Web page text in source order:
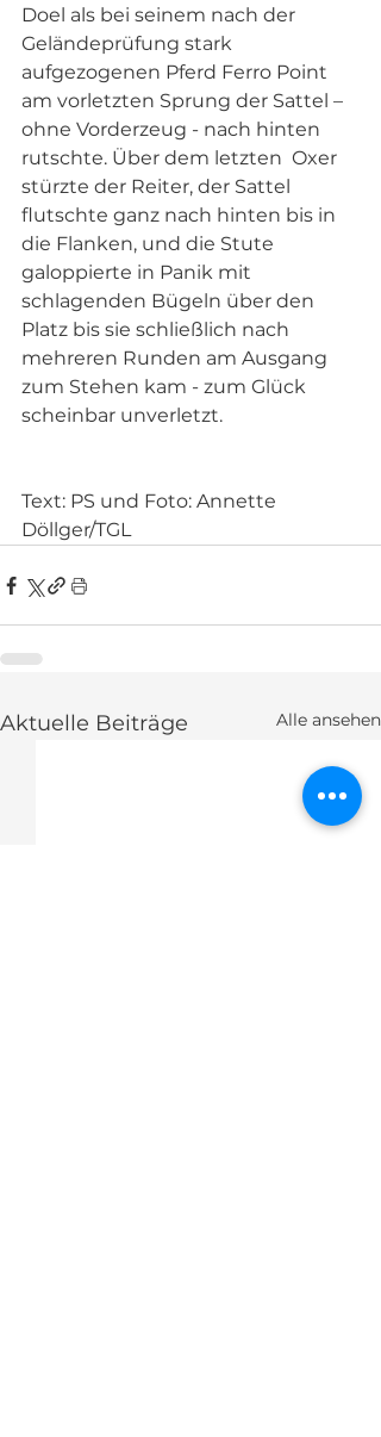
Doel als bei seinem nach der
Geländeprüfung stark
aufgezogenen Pferd Ferro Point
am vorletzten Sprung der Sattel –
ohne Vorderzeug - nach hinten
rutschte. Über dem letzten  Oxer
stürzte der Reiter, der Sattel
flutschte ganz nach hinten bis in
die Flanken, und die Stute
galoppierte in Panik mit
schlagenden Bügeln über den
Platz bis sie schließlich nach
mehreren Runden am Ausgang
zum Stehen kam - zum Glück
scheinbar unverletzt.
Text: PS und Foto: Annette
Döllger/TGL
Aktuelle Beiträge Alle ansehen